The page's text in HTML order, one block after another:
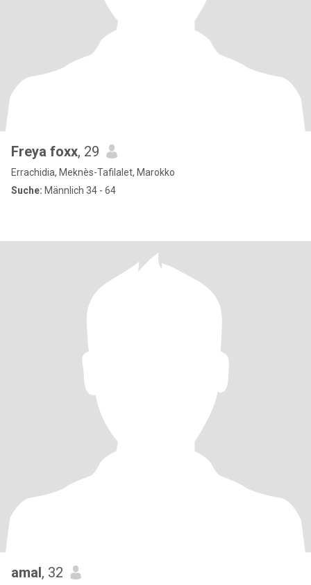
Freya foxx, 29
Errachidia, Meknès-Tafilalet, Marokko
Suche: Männlich 34 - 64
amal, 32